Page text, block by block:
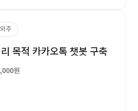
외주
목적 카카오톡 챗봇 구축
원